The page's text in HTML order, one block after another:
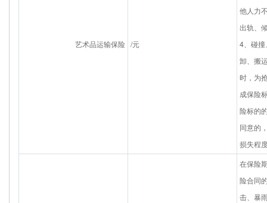
艺术品运输保险 /元
他人力
出轨、
4、碰
卸、搬
时，为
成保险
险标的
同意的
损失程
在保险
险合同
击、暴